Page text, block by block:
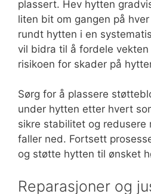
plassert. Hev hytten
liten bit om gangen på
rundt hytten i en
vil bidra til å fordele
risikoen for skader på
Sørg for å plassere
under hytten etter hvert
sikre stabilitet og redusere
faller ned. Fortsett
og støtte hytten til ønsket
Reparasjoner og